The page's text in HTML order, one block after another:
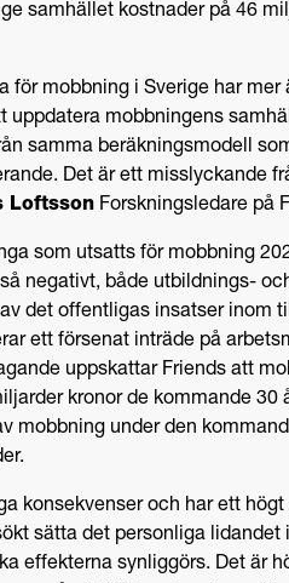
samhället kostnader på 46
för mobbning i Sverige har mer
uppdatera mobbningens
samma beräkningsmodell
Det är ett misslyckande
Loftsson Forskningsledare på
som utsatts för mobbning
negativt, både utbildnings-
det offentligas insatser inom
ett försenat inträde på
uppskattar Friends att
kronor de kommande 30
mobbning under den
konsekvenser och har ett
sätta det personliga lidandet
effekterna synliggörs. Det är